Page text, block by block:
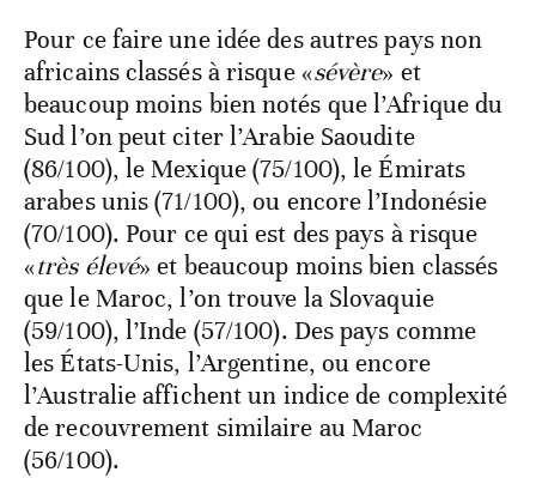
Pour ce faire une idée des autres pays non
africains classés à risque «sévère» et
beaucoup moins bien notés que l’Afrique du
Sud l’on peut citer l’Arabie Saoudite
(86/100), le Mexique (75/100), le Émirats
arabes unis (71/100), ou encore l’Indonésie
(70/100). Pour ce qui est des pays à risque
«très élevé» et beaucoup moins bien classés
que le Maroc, l’on trouve la Slovaquie
(59/100), l’Inde (57/100). Des pays comme
les États-Unis, l’Argentine, ou encore
l’Australie affichent un indice de complexité
de recouvrement similaire au Maroc
(56/100).